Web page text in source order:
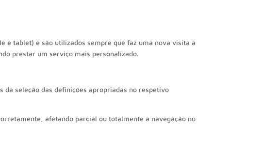
e tablet) e são utilizados sempre que faz uma nova visita a
prestar um serviço mais personalizado.
seleção das definições apropriadas no respetivo
afetando parcial ou totalmente a navegação no